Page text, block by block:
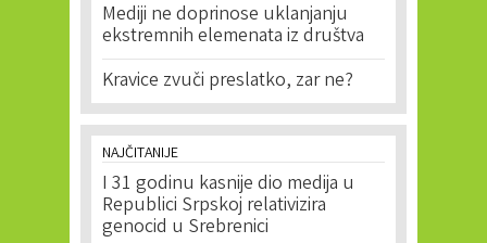
Mediji ne doprinose uklanjanju
ekstremnih elemenata iz društva
Kravice zvuči preslatko, zar ne?
NAJČITANIJE
I 31 godinu kasnije dio medija u
Republici Srpskoj relativizira
genocid u Srebrenici